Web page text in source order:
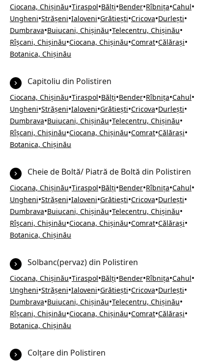
Ciocana, Chișinău•Tiraspol•Bălți•Bender•Rîbnița•Cahul•
Ungheni•Strășeni•Ialoveni•Grătiești•Cricova•Durlești•
Dumbrava•Buiucani, Chișinău•Telecentru, Chișinău•
Rîșcani, Chișinău•Ciocana, Chișinău•Comrat•Călărași•
Botanica, Chișinău
Capitoliu din Polistiren
Ciocana, Chișinău•Tiraspol•Bălți•Bender•Rîbnița•Cahul•
Ungheni•Strășeni•Ialoveni•Grătiești•Cricova•Durlești•
Dumbrava•Buiucani, Chișinău•Telecentru, Chișinău•
Rîșcani, Chișinău•Ciocana, Chișinău•Comrat•Călărași•
Botanica, Chișinău
Cheie de Boltă/ Piatră de Boltă din Polistiren
Ciocana, Chișinău•Tiraspol•Bălți•Bender•Rîbnița•Cahul•
Ungheni•Strășeni•Ialoveni•Grătiești•Cricova•Durlești•
Dumbrava•Buiucani, Chișinău•Telecentru, Chișinău•
Rîșcani, Chișinău•Ciocana, Chișinău•Comrat•Călărași•
Botanica, Chișinău
Solbanc(pervaz) din Polistiren
Ciocana, Chișinău•Tiraspol•Bălți•Bender•Rîbnița•Cahul•
Ungheni•Strășeni•Ialoveni•Grătiești•Cricova•Durlești•
Dumbrava•Buiucani, Chișinău•Telecentru, Chișinău•
Rîșcani, Chișinău•Ciocana, Chișinău•Comrat•Călărași•
Botanica, Chișinău
Colțare din Polistiren